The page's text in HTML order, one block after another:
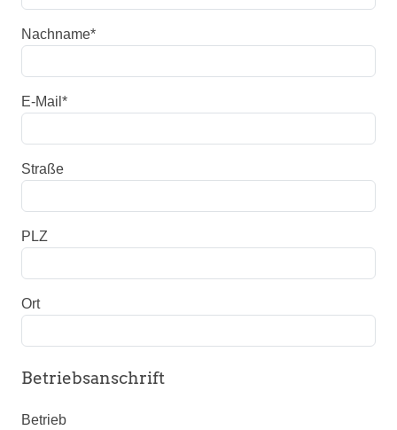
Nachname*
E-Mail *
Straße
PLZ
Ort
Betriebsanschrift
Betrieb